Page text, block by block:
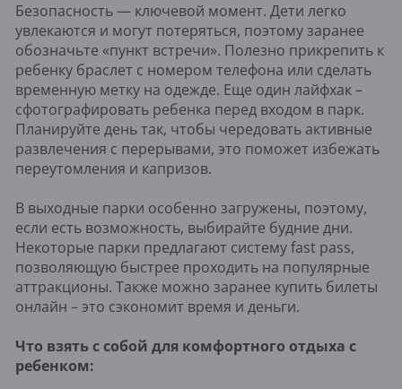
Безопасность — ключевой момент. Дети легко
увлекаются и могут потеряться, поэтому заранее
обозначьте «пункт встречи». Полезно прикрепить к
ребенку браслет с номером телефона или сделать
временную метку на одежде. Еще один лайфхак –
сфотографировать ребенка перед входом в парк.
Планируйте день так, чтобы чередовать активные
развлечения с перерывами, это поможет избежать
переутомления и капризов.
В выходные парки особенно загружены, поэтому,
если есть возможность, выбирайте будние дни.
Некоторые парки предлагают систему fast pass,
позволяющую быстрее проходить на популярные
аттракционы. Также можно заранее купить билеты
онлайн – это сэкономит время и деньги.
Что взять с собой для комфортного отдыха с
ребенком: